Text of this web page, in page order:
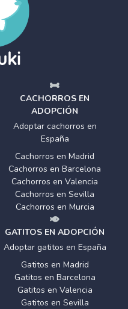
CACHORROS EN
ADOPCIÓN
Adoptar cachorros en
España
Cachorros en Madrid
Cachorros en Barcelona
Cachorros en Valencia
Cachorros en Sevilla
Cachorros en Murcia
GATITOS EN ADOPCIÓN
Adoptar gatitos en España
Gatitos en Madrid
Gatitos en Barcelona
Gatitos en Valencia
Gatitos en Sevilla